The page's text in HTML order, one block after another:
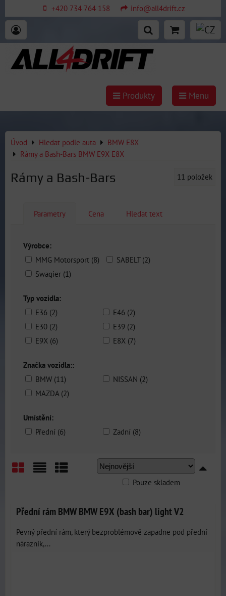
+420 734 764 158 info@all4drift.cz
Produkty Menu
Úvod Hledat podle auta
BMW E8X
Rámy a Bash-Bars BMW E9X E8X
Rámy a Bash-Bars 11 položek
Parametry Cena Hledat text
Výrobce:
MMG Motorsport (8)
SABELT (2)
Swagier (1)
Typ vozidla:
E36 (2)
E46 (2)
E30 (2)
E39 (2)
E9X (6)
E8X (7)
Značka vozidla::
BMW (11)
NISSAN (2)
MAZDA (2)
Umístění:
Přední (6)
Zadní (8)
Pouze skladem
Přední rám BMW BMW E9X (bash bar) light V2
Pevný přední rám, který bezproblémově zapadne pod přední
nárazník,...